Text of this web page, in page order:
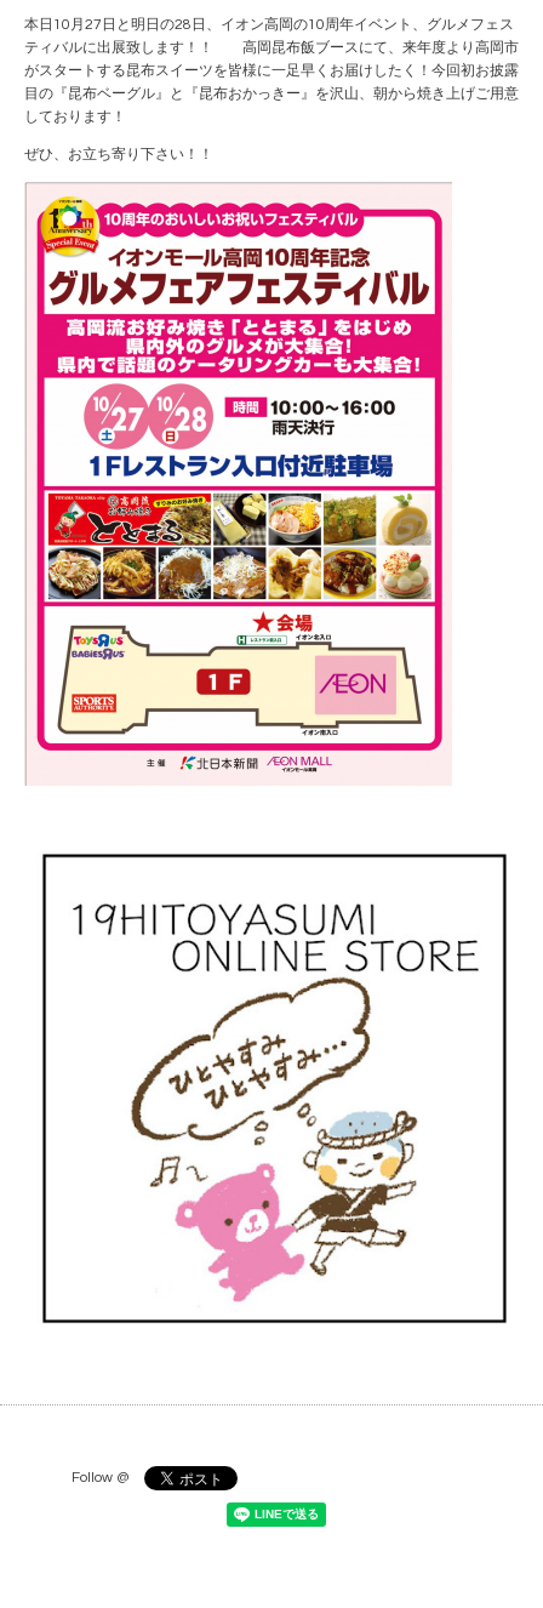
本日10月27日と明日の28日、イオン高岡の10周年イベント、グルメフェス
ティバルに出展致します！！ 高岡昆布飯ブースにて、来年度より高岡市
がスタートする昆布スイーツを皆様に一足早くお届けしたく！今回初お披露
目の『昆布ベーグル』と『昆布おかっきー』を沢山、朝から焼き上げご用意
しております！
ぜひ、お立ち寄り下さい！！
Follow @